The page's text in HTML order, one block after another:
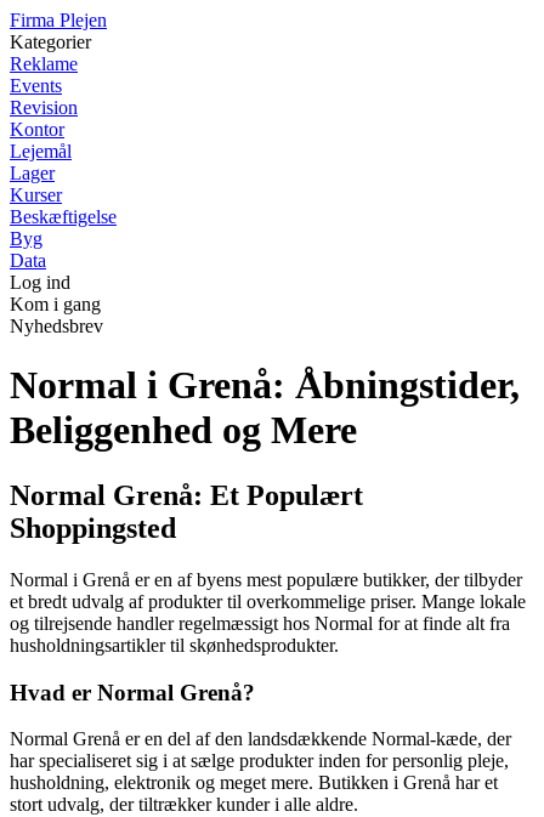
Firma Plejen
Kategorier
Reklame
Events
Revision
Kontor
Lejemål
Lager
Kurser
Beskæftigelse
Byg
Data
Log ind
Kom i gang
Nyhedsbrev
Normal i Grenå: Åbningstider,
Beliggenhed og Mere
Normal Grenå: Et Populært
Shoppingsted
Normal i Grenå er en af byens mest populære butikker, der tilbyder
et bredt udvalg af produkter til overkommelige priser. Mange lokale
og tilrejsende handler regelmæssigt hos Normal for at finde alt fra
husholdningsartikler til skønhedsprodukter.
Hvad er Normal Grenå?
Normal Grenå er en del af den landsdækkende Normal-kæde, der
har specialiseret sig i at sælge produkter inden for personlig pleje,
husholdning, elektronik og meget mere. Butikken i Grenå har et
stort udvalg, der tiltrækker kunder i alle aldre.